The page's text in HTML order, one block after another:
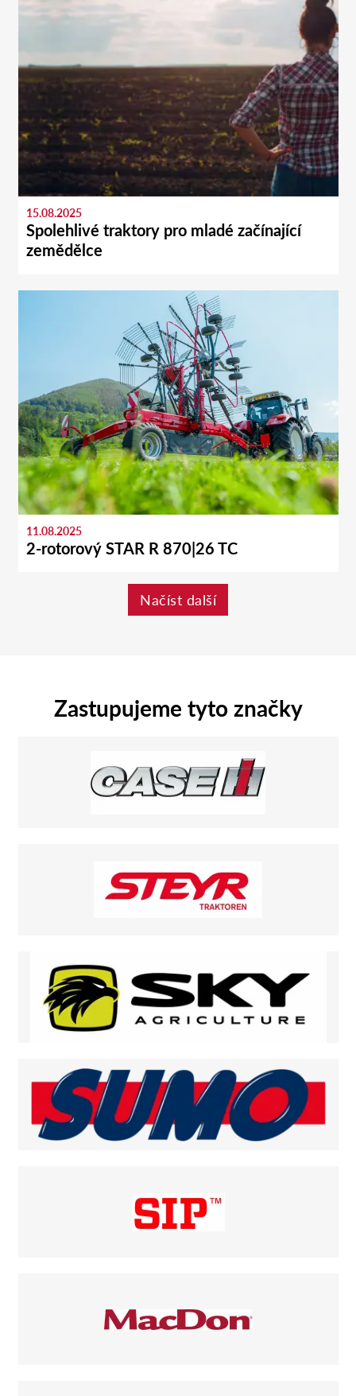
15.08.2025
Spolehlivé traktory pro mladé začínající
zemědělce
11.08.2025
2-rotorový STAR R 870|26 TC
Načíst další
Zastupujeme tyto značky